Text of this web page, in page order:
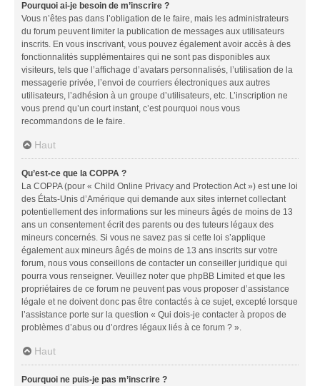
Pourquoi ai-je besoin de m’inscrire ?
Vous n’êtes pas dans l’obligation de le faire, mais les administrateurs
du forum peuvent limiter la publication de messages aux utilisateurs
inscrits. En vous inscrivant, vous pouvez également avoir accès à des
fonctionnalités supplémentaires qui ne sont pas disponibles aux
visiteurs, tels que l’affichage d’avatars personnalisés, l’utilisation de la
messagerie privée, l’envoi de courriers électroniques aux autres
utilisateurs, l’adhésion à un groupe d’utilisateurs, etc. L’inscription ne
vous prend qu’un court instant, c’est pourquoi nous vous
recommandons de le faire.
Haut
Qu’est-ce que la COPPA ?
La COPPA (pour « Child Online Privacy and Protection Act ») est une loi
des États-Unis d’Amérique qui demande aux sites internet collectant
potentiellement des informations sur les mineurs âgés de moins de 13
ans un consentement écrit des parents ou des tuteurs légaux des
mineurs concernés. Si vous ne savez pas si cette loi s’applique
également aux mineurs âgés de moins de 13 ans inscrits sur votre
forum, nous vous conseillons de contacter un conseiller juridique qui
pourra vous renseigner. Veuillez noter que phpBB Limited et que les
propriétaires de ce forum ne peuvent pas vous proposer d’assistance
légale et ne doivent donc pas être contactés à ce sujet, excepté lorsque
l’assistance porte sur la question « Qui dois-je contacter à propos de
problèmes d’abus ou d’ordres légaux liés à ce forum ? ».
Haut
Pourquoi ne puis-je pas m’inscrire ?